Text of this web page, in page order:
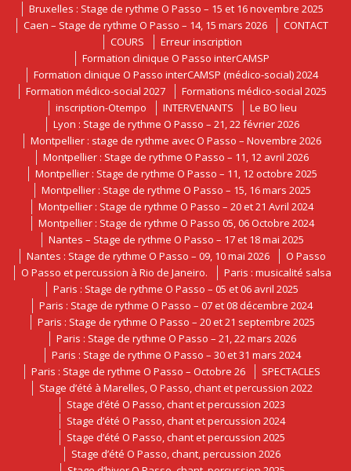
Bruxelles : Stage de rythme O Passo – 15 et 16 novembre 2025
Caen – Stage de rythme O Passo – 14, 15 mars 2026
CONTACT
COURS
Erreur inscription
Formation clinique O Passo interCAMSP
Formation clinique O Passo interCAMSP (médico-social) 2024
Formation médico-social 2027
Formations médico-social 2025
inscription-Otempo
INTERVENANTS
Le BO lieu
Lyon : Stage de rythme O Passo – 21, 22 février 2026
Montpellier : stage de rythme avec O Passo – Novembre 2026
Montpellier : Stage de rythme O Passo – 11, 12 avril 2026
Montpellier : Stage de rythme O Passo – 11, 12 octobre 2025
Montpellier : Stage de rythme O Passo – 15, 16 mars 2025
Montpellier : Stage de rythme O Passo – 20 et 21 Avril 2024
Montpellier : Stage de rythme O Passo 05, 06 Octobre 2024
Nantes – Stage de rythme O Passo – 17 et 18 mai 2025
Nantes : Stage de rythme O Passo – 09, 10 mai 2026
O Passo
O Passo et percussion à Rio de Janeiro.
Paris : musicalité salsa
Paris : Stage de rythme O Passo – 05 et 06 avril 2025
Paris : Stage de rythme O Passo – 07 et 08 décembre 2024
Paris : Stage de rythme O Passo – 20 et 21 septembre 2025
Paris : Stage de rythme O Passo – 21, 22 mars 2026
Paris : Stage de rythme O Passo – 30 et 31 mars 2024
Paris : Stage de rythme O Passo – Octobre 26
SPECTACLES
Stage d’été à Marelles, O Passo, chant et percussion 2022
Stage d’été O Passo, chant et percussion 2023
Stage d’été O Passo, chant et percussion 2024
Stage d’été O Passo, chant et percussion 2025
Stage d’été O Passo, chant, percussion 2026